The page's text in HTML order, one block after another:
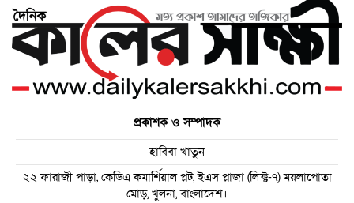
প্রকাশক ও সম্পাদক
হাবিবা খাতুন
২২ ফারাজী পাড়া, কেডিএ কমার্শিয়াল প্লট, ইএস প্লাজা (লিফ্ট-৭) ময়লাপোতা
মোড়, খুলনা, বাংলাদেশ।